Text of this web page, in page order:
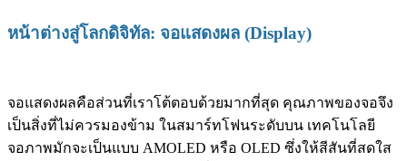
หน้าต่างสู่โลกดิจิทัล: จอแสดงผล (Display)
จอแสดงผลคือส่วนที่เราโต้ตอบด้วยมากที่สุด คุณภาพของจอจึง
เป็นสิ่งที่ไม่ควรมองข้าม ในสมาร์ทโฟนระดับบน เทคโนโลยี
จอภาพมักจะเป็นแบบ AMOLED หรือ OLED ซึ่งให้สีสันที่สดใส